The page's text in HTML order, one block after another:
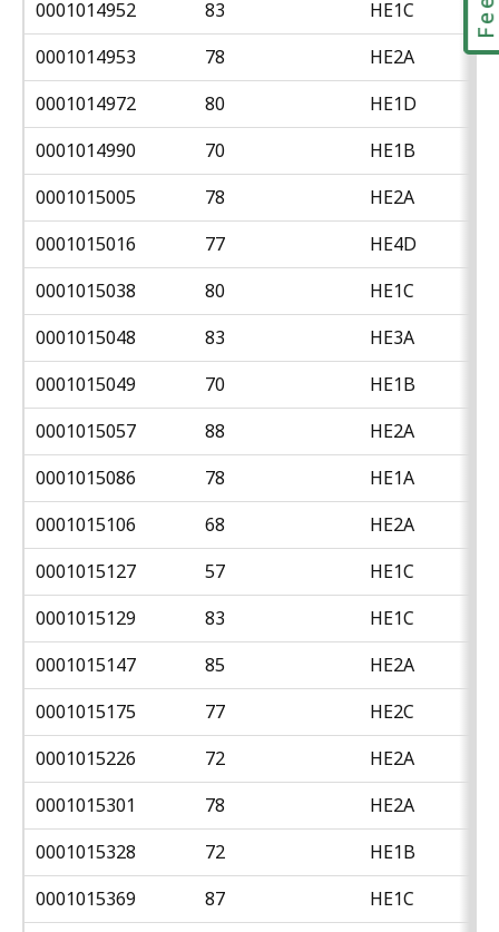
0001014952 83
HE1C
0001014953
78
HE2A
0001014972
80
HE1D
0001014990
70
HE1B
0001015005
78
HE2A
0001015016
77
HE4D
0001015038
80
HE1C
0001015048
83
HE3A
0001015049
70
HE1B
0001015057
88
HE2A
0001015086
78
HE1A
0001015106
68
HE2A
0001015127
57
HE1C
0001015129
83
HE1C
0001015147
85
HE2A
0001015175
77
HE2C
0001015226
72
HE2A
0001015301
78
HE2A
0001015328
72
HE1B
0001015369
87
HE1C